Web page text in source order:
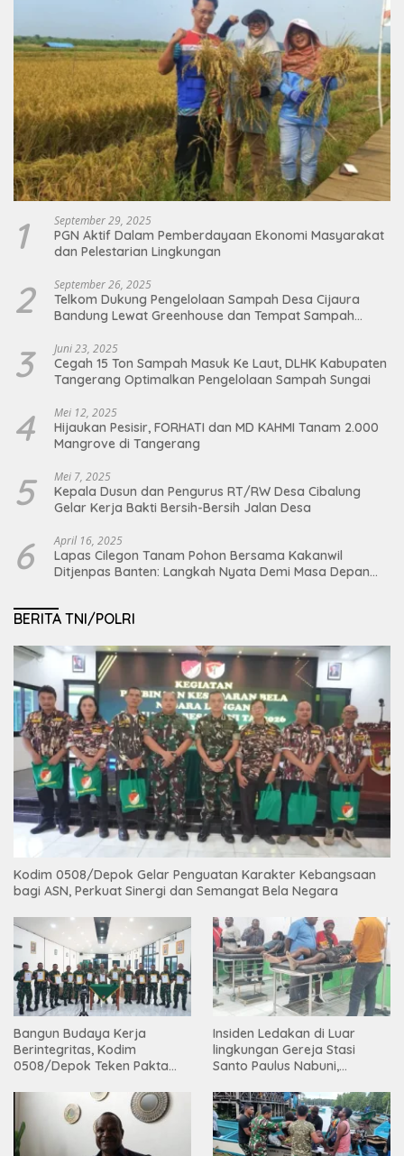
1 September 29, 2025
PGN Aktif Dalam Pemberdayaan Ekonomi Masyarakat
dan Pelestarian Lingkungan
2 September 26, 2025
Telkom Dukung Pengelolaan Sampah Desa Cijaura
Bandung Lewat Greenhouse dan Tempat Sampah
3 Juni 23, 2025
Cegah 15 Ton Sampah Masuk Ke Laut, DLHK Kabupaten
Tangerang Optimalkan Pengelolaan Sampah Sungai
4 Mei 12, 2025
Hijaukan Pesisir, FORHATI dan MD KAHMI Tanam 2.000
Mangrove di Tangerang
5 Mei 7, 2025
Kepala Dusun dan Pengurus RT/RW Desa Cibalung
Gelar Kerja Bakti Bersih-Bersih Jalan Desa
6 April 16, 2025
Lapas Cilegon Tanam Pohon Bersama Kakanwil
Ditjenpas Banten: Langkah Nyata Demi Masa Depan
BERITA TNI/POLRI
Kodim 0508/Depok Gelar Penguatan Karakter Kebangsaan
bagi ASN, Perkuat Sinergi dan Semangat Bela Negara
Bangun Budaya Kerja
Berintegritas, Kodim
0508/Depok Teken Pakta
Insiden Ledakan di Luar
lingkungan Gereja Stasi
Santo Paulus Nabuni,